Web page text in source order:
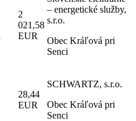
2
021,58
EUR
– energetické služby,
s.r.o.
Obec Kráľová pri
Senci
28,44
EUR
SCHWARTZ, s.r.o.
Obec Kráľová pri
Senci